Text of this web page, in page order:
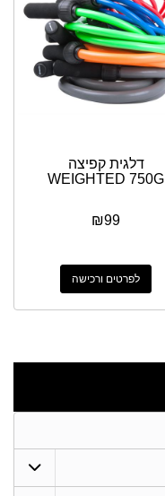
דלגית קפיצה
WEIGHTED 750G
₪99
לפרטים ורכישה